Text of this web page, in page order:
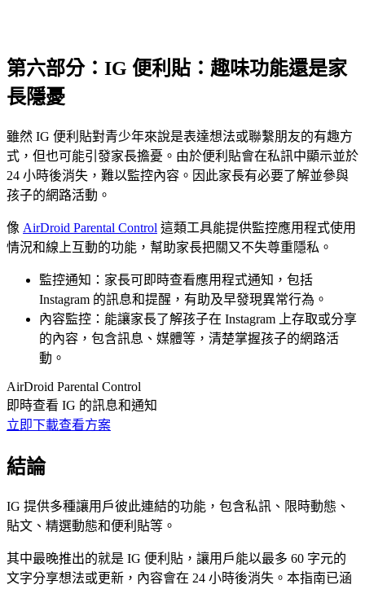
第六部分：IG 便利貼：趣味功能還是家
長隱憂
雖然 IG 便利貼對青少年來說是表達想法或聯繫朋友的有趣方
式，但也可能引發家長擔憂。由於便利貼會在私訊中顯示並於
24 小時後消失，難以監控內容。因此家長有必要了解並參與
孩子的網路活動。
像 AirDroid Parental Control 這類工具能提供監控應用程式使用
情況和線上互動的功能，幫助家長把關又不失尊重隱私。
監控通知：家長可即時查看應用程式通知，包括
Instagram 的訊息和提醒，有助及早發現異常行為。
內容監控：能讓家長了解孩子在 Instagram 上存取或分享
的內容，包含訊息、媒體等，清楚掌握孩子的網路活
動。
AirDroid Parental Control
即時查看 IG 的訊息和通知
立即下載查看方案
結論
IG 提供多種讓用戶彼此連結的功能，包含私訊、限時動態、
貼文、精選動態和便利貼等。
其中最晚推出的就是 IG 便利貼，讓用戶能以最多 60 字元的
文字分享想法或更新，內容會在 24 小時後消失。本指南已涵